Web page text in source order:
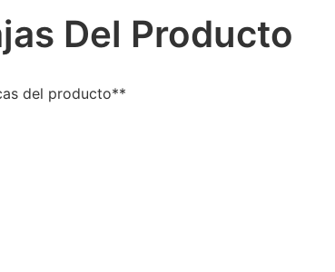
Del Producto
del producto**